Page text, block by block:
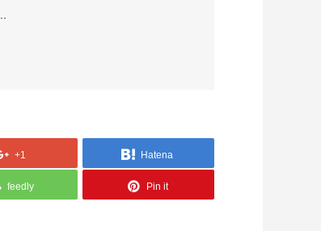
+1 Hatena
feedly Pin it